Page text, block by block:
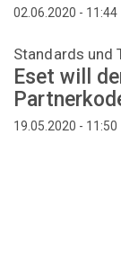
02.06.2020 - 11:44
Standards und
Eset will
19.05.2020 - 11:50